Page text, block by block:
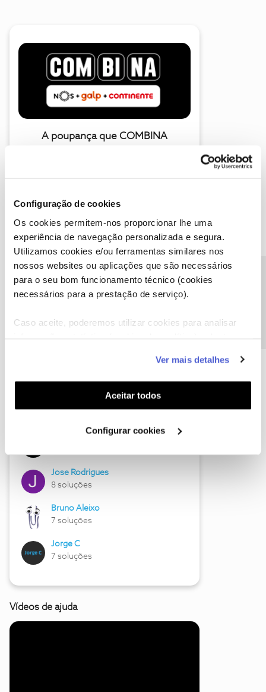
Configuração de cookies
Os cookies permitem-nos proporcionar lhe uma
experiência de navegação personalizada e segura.
Utilizamos cookies e/ou ferramentas similares nos
nossos websites ou aplicações que são necessários
para o seu bom funcionamento técnico (cookies
necessários para a prestação de serviço).
Caso aceite, poderemos utilizar cookies para analisar
funcionalidades (cookies de personalização e
funcionalidade) e adaptar anúncios aos seus interesses
(cookies de publicidade personalizada). Pode gerir a
utilização dos cookies clicando em "Configurar
Ver mais detalhes
Aceitar todos
Configurar cookies
A poupança que COMBINA
Descubra as novidades de junho
Hall of Fame de junho
Jose Rodrigues
8 soluções
Bruno Aleixo
7 soluções
Jorge C
7 soluções
Vídeos de ajuda